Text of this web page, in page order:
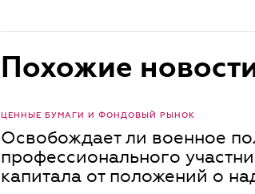
Похожие
ЦЕННЫЕ БУМАГИ И ФОНДОВЫЙ РЫНОК
Освобождает ли военное
профессионального
капитала от положений о